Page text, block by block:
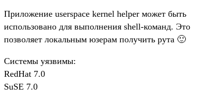
Приложение userspace kernel helper может быть
использовано для выполнения shell-команд. Это
позволяет локальным юзерам получить рута 🙂
Системы уязвимы:
RedHat 7.0
SuSE 7.0